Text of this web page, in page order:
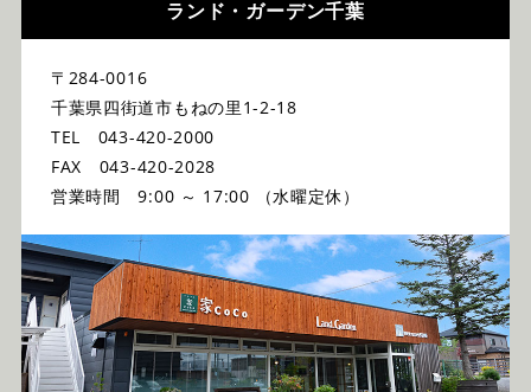
ランド・ガーデン千葉
〒284-0016
千葉県四街道市もねの里1-2-18
TEL 043-420-2000
FAX 043-420-2028
営業時間 9:00 ～ 17:00 （水曜定休）